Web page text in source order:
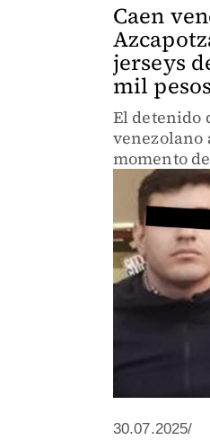
Caen
jerseys
mil pesos
El detenido
venezolano
momento
30.07.2025/